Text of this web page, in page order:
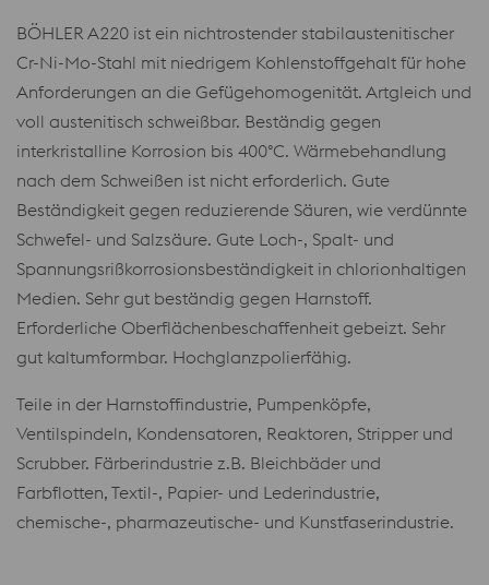
BÖHLER A220 ist ein nichtrostender stabilaustenitischer
Cr-Ni-Mo-Stahl mit niedrigem Kohlenstoffgehalt für hohe
Anforderungen an die Gefügehomogenität. Artgleich und
voll austenitisch schweißbar. Beständig gegen
interkristalline Korrosion bis 400°C. Wärmebehandlung
nach dem Schweißen ist nicht erforderlich. Gute
Beständigkeit gegen reduzierende Säuren, wie verdünnte
Schwefel- und Salzsäure. Gute Loch-, Spalt- und
Spannungsrißkorrosionsbeständigkeit in chlorionhaltigen
Medien. Sehr gut beständig gegen Harnstoff.
Erforderliche Oberflächenbeschaffenheit gebeizt. Sehr
gut kaltumformbar. Hochglanzpolierfähig.
Teile in der Harnstoffindustrie, Pumpenköpfe,
Ventilspindeln, Kondensatoren, Reaktoren, Stripper und
Scrubber. Färberindustrie z.B. Bleichbäder und
Farbflotten, Textil-, Papier- und Lederindustrie,
chemische-, pharmazeutische- und Kunstfaserindustrie.